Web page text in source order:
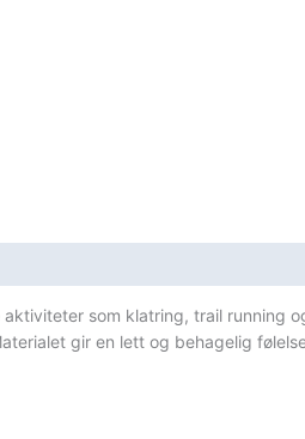
som klatring, trail running
gir en lett og behagelig